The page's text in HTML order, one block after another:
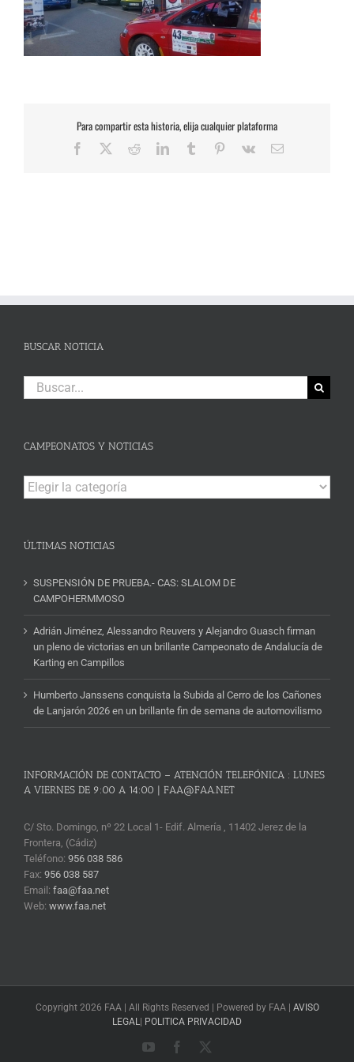
Para compartir esta historia, elija cualquier plataforma
Facebook RedditLinkedInTumblr Pinterest
Vk
Correo
BUSCAR NOTICIA
Buscar:
CAMPEONATOS Y NOTICIAS
Campeonatos
y
ÚLTIMAS NOTICIAS
SUSPENSIÓN DE PRUEBA.- CAS: SLALOM DE
CAMPOHERMMOSO
Adrián Jiménez, Alessandro Reuvers y Alejandro Guasch firman
un pleno de victorias en un brillante Campeonato de Andalucía de
Karting en Campillos
Humberto Janssens conquista la Subida al Cerro de los Cañones
de Lanjarón 2026 en un brillante fin de semana de automovilismo
INFORMACIÓN DE CONTACTO – ATENCIÓN TELEFÓNICA : LUNES
A VIERNES DE 9:00 A 14:00 | FAA@FAA.NET
C/ Sto. Domingo, nº 22 Local 1- Edif. Almería , 11402 Jerez de la
Frontera, (Cádiz)
Teléfono: 956 038 586
Fax: 956 038 587
Email: faa@faa.net
Web: www.faa.net
Copyright 2026 FAA | All Rights Reserved | Powered by FAA | AVISO
LEGAL | POLITICA PRIVACIDAD
YouTubeFacebook